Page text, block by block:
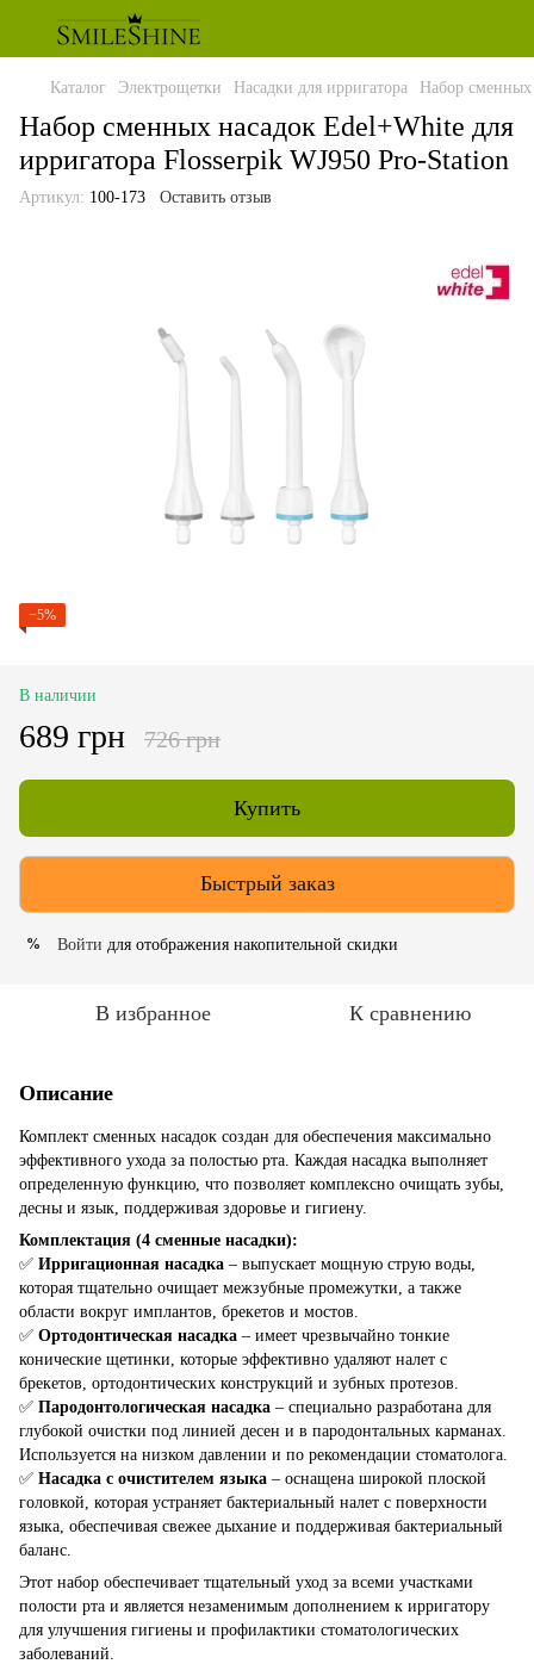
Каталог Электрощетки Насадки для ирригатора Набор сменных
Набор сменных насадок Edel+White для
ирригатора Flosserpik WJ950 Pro-Station
Артикул: 100-173 Оставить отзыв
−5%
В наличии
689 грн 726 грн
Купить
Быстрый заказ
% Войти для отображения накопительной скидки
В избранное К сравнению
Описание
Комплект сменных насадок создан для обеспечения максимально
эффективного ухода за полостью рта. Каждая насадка выполняет
определенную функцию, что позволяет комплексно очищать зубы,
десны и язык, поддерживая здоровье и гигиену.
Комплектация (4 сменные насадки):
✅ Ирригационная насадка – выпускает мощную струю воды,
которая тщательно очищает межзубные промежутки, а также
области вокруг имплантов, брекетов и мостов.
✅ Ортодонтическая насадка – имеет чрезвычайно тонкие
конические щетинки, которые эффективно удаляют налет с
брекетов, ортодонтических конструкций и зубных протезов.
✅ Пародонтологическая насадка – специально разработана для
глубокой очистки под линией десен и в пародонтальных карманах.
Используется на низком давлении и по рекомендации стоматолога.
✅ Насадка с очистителем языка – оснащена широкой плоской
головкой, которая устраняет бактериальный налет с поверхности
языка, обеспечивая свежее дыхание и поддерживая бактериальный
баланс.
Этот набор обеспечивает тщательный уход за всеми участками
полости рта и является незаменимым дополнением к ирригатору
для улучшения гигиены и профилактики стоматологических
заболеваний.